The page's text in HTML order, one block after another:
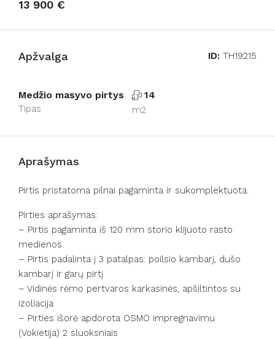
13 900 €
Apžvalga ID: TH19215
Medžio masyvo pirtys
Tipas
14
m2
Aprašymas
Pirtis pristatoma pilnai pagaminta ir sukomplektuota.
Pirties aprašymas:
– Pirtis pagaminta iš 120 mm storio klijuoto rasto
medienos.
– Pirtis padalinta į 3 patalpas: poilsio kambarį, dušo
kambarį ir garų pirtį
– Vidinės rėmo pertvaros karkasinės, apšiltintos su
izoliacija
– Pirties išorė apdorota OSMO impregnavimu
(Vokietija) 2 sluoksniais